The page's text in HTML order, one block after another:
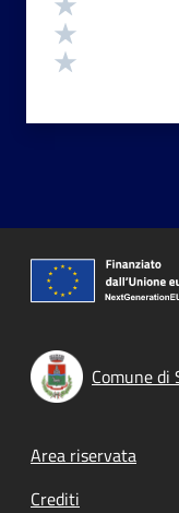
Comune di
Footer
Area riservata
Crediti